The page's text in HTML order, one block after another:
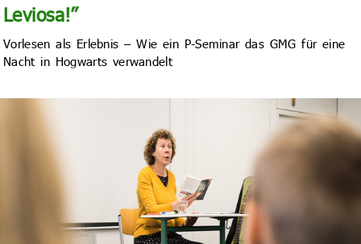
Leviosa!”
Vorlesen als Erlebnis – Wie ein P-Seminar das GMG für eine
Nacht in Hogwarts verwandelt